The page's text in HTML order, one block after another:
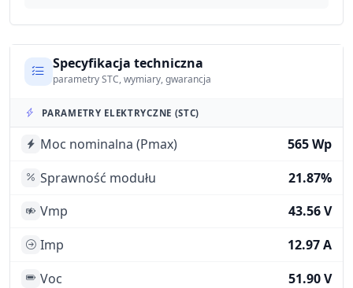
Specyfikacja techniczna
parametry STC, wymiary, gwarancja
PARAMETRY ELEKTRYCZNE (STC)
Moc nominalna (Pmax)
565 Wp
Sprawność modułu
21.87%
Vmp
43.56 V
Imp
12.97 A
Voc
51.90 V